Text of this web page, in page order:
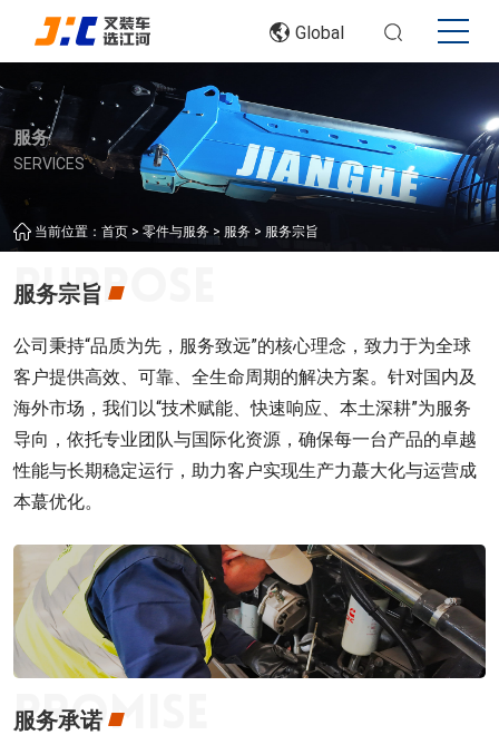
Global
服务
SERVICES
当前位置： 首页 > 零件与服务 > 服务 > 服务宗旨
服务宗旨
公司秉持“品质为先，服务致远”的核心理念，致力于为全球
客户提供高效、可靠、全生命周期的解决方案。针对国内及
海外市场，我们以“技术赋能、快速响应、本土深耕”为服务
导向，依托专业团队与国际化资源，确保每一台产品的卓越
性能与长期稳定运行，助力客户实现生产力蕞大化与运营成
本蕞优化。
服务承诺